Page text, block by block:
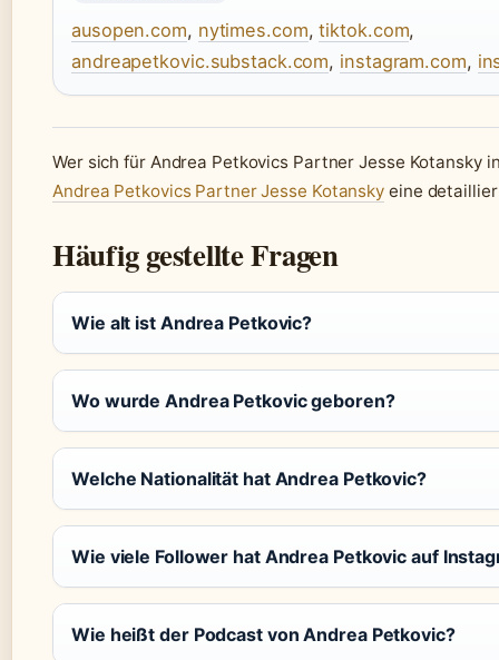
ausopen.com, nytimes.com,tiktok.com,
andreapetkovic.substack.com, instagram.com,
Wer sich für Andrea Petkovics Partner Jesse Kotansky
Andrea Petkovics Partner Jesse Kotansky eine
Häufig gestellte Fragen
Wie alt ist Andrea Petkovic?
Wo wurde Andrea Petkovic geboren?
Welche Nationalität hat Andrea Petkovic?
Wie viele Follower hat Andrea Petkovic auf
Wie heißt der Podcast von Andrea Petkovic?